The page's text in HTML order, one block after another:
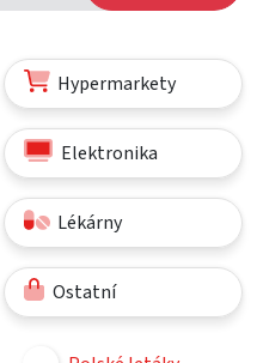
Hypermarkety
Elektronika
Lékárny
Ostatní